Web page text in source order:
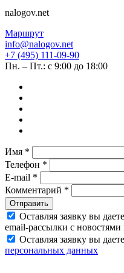
nalogov.net
Маршрут
info@nalogov.net
+7 (495) 111-09-90
Пн. – Пт.: с 9:00 до 18:00
Имя *
Телефон *
E-mail *
Комментарий *
Отправить
Оставляя заявку вы
email‑рассылки с
Оставляя заявку вы
персональных данных